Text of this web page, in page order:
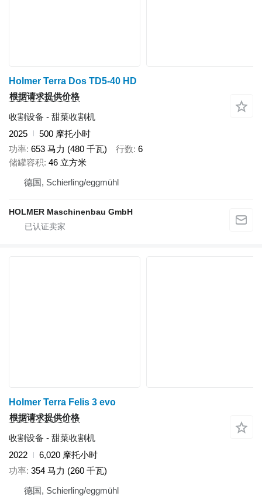
Holmer Terra Dos TD5-40 HD
根据请求提供价格
收割设备 - 甜菜收割机
2025
500 摩托小时
功率 653 马力 (480 千瓦) 行数 6
储罐容积 46 立方米
德国, Schierling/eggmühl
HOLMER Maschinenbau GmbH
Holmer Terra Felis 3 evo
根据请求提供价格
收割设备 - 甜菜收割机
2022
6,020 摩托小时
功率 354 马力 (260 千瓦)
德国, Schierling/eggmühl